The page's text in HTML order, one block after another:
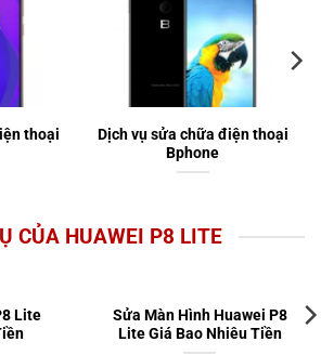
thoại
Dịch vụ sửa chữa điện thoại
Bphone
CỦA HUAWEI P8 LITE
Lite
Sửa Màn Hình Huawei P8
Lite Giá Bao Nhiêu Tiền